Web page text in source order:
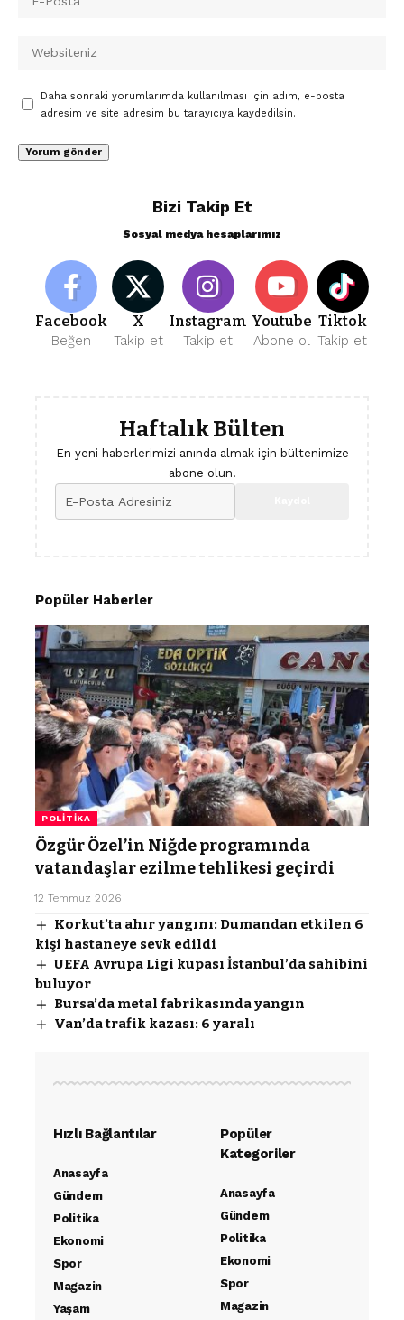
Daha sonraki yorumlarımda kullanılması için adım, e-posta
adresim ve site adresim bu tarayıcıya kaydedilsin.
Bizi Takip Et
Sosyal medya hesaplarımız
Facebook
Beğen
X
Takip et
Instagram
Takip et
Youtube
Abone ol
Tiktok
Takip et
Haftalık Bülten
En yeni haberlerimizi anında almak için bültenimize
abone olun!
Popüler Haberler
POLITIKA
Özgür Özel’in Niğde programında
vatandaşlar ezilme tehlikesi geçirdi
12 Temmuz 2026
Korkut’ta ahır yangını: Dumandan etkilen 6
kişi hastaneye sevk edildi
UEFA Avrupa Ligi kupası İstanbul’da sahibini
buluyor
Bursa’da metal fabrikasında yangın
Van’da trafik kazası: 6 yaralı
Hızlı Bağlantılar
Anasayfa
Gündem
Politika
Ekonomi
Spor
Magazin
Yaşam
Popüler
Kategoriler
Anasayfa
Gündem
Politika
Ekonomi
Spor
Magazin